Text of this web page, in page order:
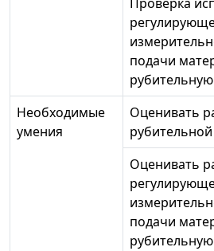
Проверка
подачи
Необходимые
умения
Оценивать
Оценивать
подачи